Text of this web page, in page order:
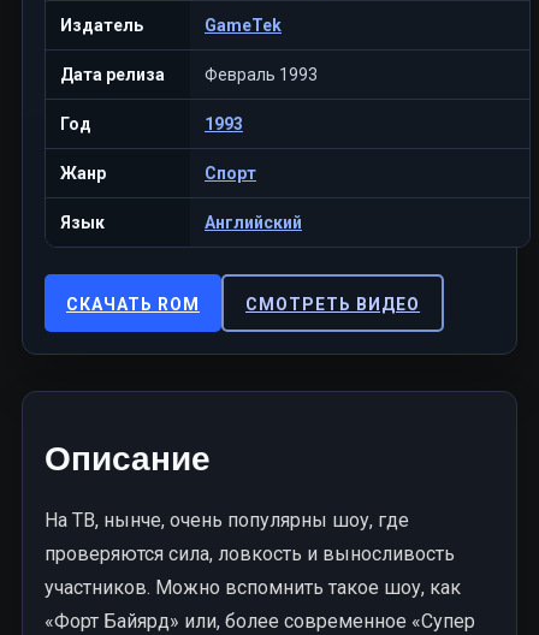
Издатель GameTek
Дата релиза Февраль 1993
Год 1993
Жанр Спорт
Язык Английский
СКАЧАТЬ ROM СМОТРЕТЬ ВИДЕО
Описание
На ТВ, нынче, очень популярны шоу, где
проверяются сила, ловкость и выносливость
участников. Можно вспомнить такое шоу, как
«Форт Байярд» или, более современное «Супер